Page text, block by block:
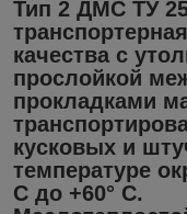
Тип 2 ДМС ТУ
качества с
прослойкой
прокладками
кусковых и
температуре
C до +60° С.